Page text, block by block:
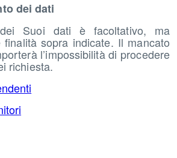
dei dati
Suoi dati è facoltativo, ma
sopra indicate. Il mancato
l’impossibilità di procedere
richiesta.